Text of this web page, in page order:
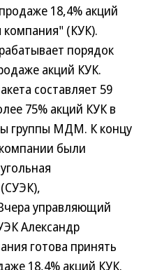
18,4% акций
компания" (КУК).
порядок
акций КУК.
составляет 59
75% акций КУК в
группы МДМ. К концу
были
управляющий
Александр
готова принять
18,4% акций КУК.